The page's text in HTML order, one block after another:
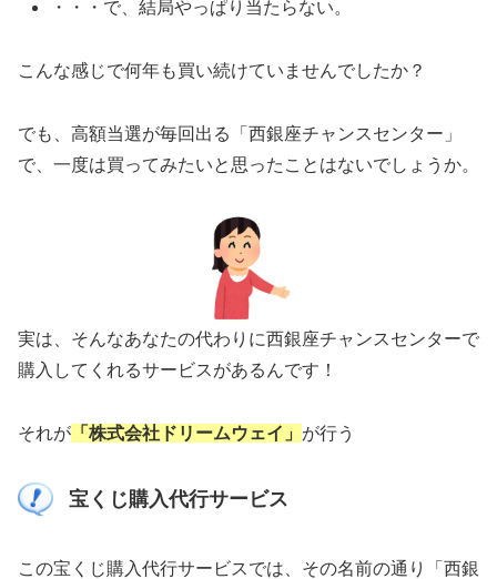
・・・で、結局やっぱり当たらない。
こんな感じで何年も買い続けていませんでしたか？
でも、高額当選が毎回出る「西銀座チャンスセンター」
で、一度は買ってみたいと思ったことはないでしょうか。
実は、そんなあなたの代わりに西銀座チャンスセンターで
購入してくれるサービスがあるんです！
それが 「株式会社ドリームウェイ」 が行う
宝くじ購入代行サービス
この宝くじ購入代行サービスでは、その名前の通り「西銀